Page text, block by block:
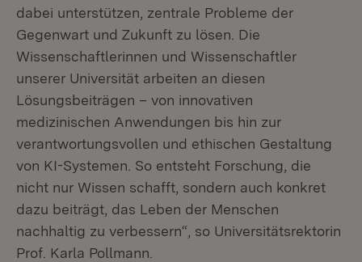
dabei unterstützen, zentrale Probleme der
Gegenwart und Zukunft zu lösen. Die
Wissenschaftlerinnen und Wissenschaftler
unserer Universität arbeiten an diesen
Lösungsbeiträgen – von innovativen
medizinischen Anwendungen bis hin zur
verantwortungsvollen und ethischen Gestaltung
von KI-Systemen. So entsteht Forschung, die
nicht nur Wissen schafft, sondern auch konkret
dazu beiträgt, das Leben der Menschen
nachhaltig zu verbessern“, so Universitätsrektorin
Prof. Karla Pollmann.